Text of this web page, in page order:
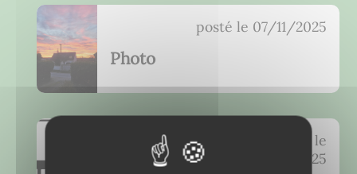
f
i
c
h
é
s
posté le 07/11/2025
Photo
posté le
07/11/2025